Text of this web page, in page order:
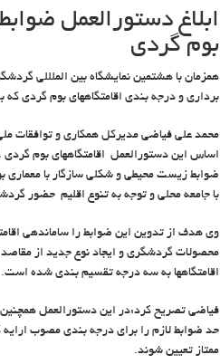
ابلاغ دستورالعمل
بوم گردی
همزمان با هشتمین نمایشگاه بین الملللی
برداری و درجه بندی اقامتگاههای بوم گردی
محمد علی فیاضی مدیرکل همکاری و توافقات
اساس این دستورالعمل اقامتگاههای بوم گردی
ضوابط زیست محیطی و شکلی سازگار با
با جامعه محلی و توجه به تنوع اقلیم حضور
وی هدف از تدوین این ضوابط را ساماندهی
محصولات گردشگری و ایجاد نوع جدید از
اقامتگاهها به سه درجه تقسیم بندی شده است.
فیاضی تصریح کرد:در این دستورالعمل
حد ضوابط لازم را برای درجه بندی مصوب
ممتاز تعیین شوند.